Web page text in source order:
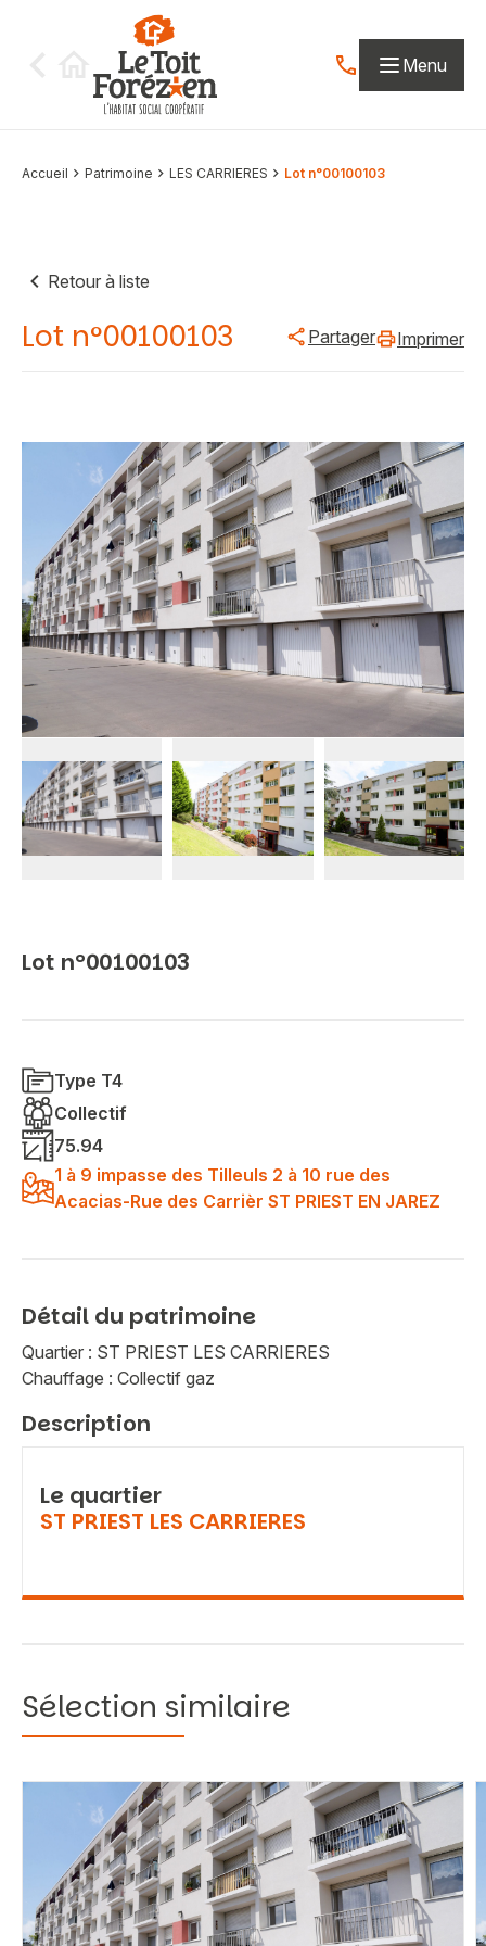
Contactez-nous
Menu
Accueil Patrimoine LES CARRIERES Lot n°00100103
Retour à liste
Lot n°00100103 Partager Imprimer
Lot n°00100103
Type T4
Collectif
75.94
1 à 9 impasse des Tilleuls 2 à 10 rue des
Acacias-Rue des Carrièr ST PRIEST EN JAREZ
Détail du patrimoine
Quartier : ST PRIEST LES CARRIERES
Chauffage : Collectif gaz
Description
Le quartier
ST PRIEST LES CARRIERES
Sélection similaire